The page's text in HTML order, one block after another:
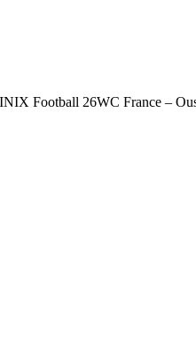
Football 26WC France –